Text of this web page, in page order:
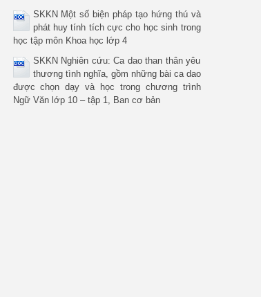
SKKN Một số biện pháp tạo hứng thú và
phát huy tính tích cực cho học sinh trong
học tập môn Khoa học lớp 4
SKKN Nghiên cứu: Ca dao than thân yêu
thương tình nghĩa, gồm những bài ca dao
được chọn dạy và học trong chương trình
Ngữ Văn lớp 10 – tập 1, Ban cơ bản